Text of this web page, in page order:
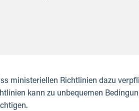
ministeriellen Richtlinien dazu
kann zu unbequemen